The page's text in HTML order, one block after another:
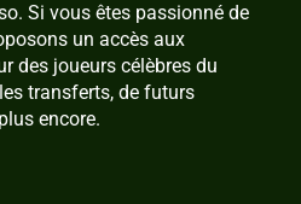
Si vous êtes passionné de
un accès aux
des joueurs célèbres du
transferts, de futurs
encore.